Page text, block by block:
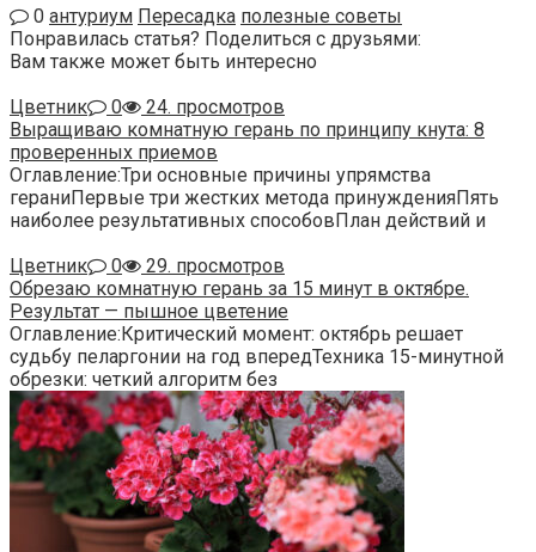
0 антуриум Пересадка полезные советы
Понравилась статья? Поделиться с друзьями:
Вам также может быть интересно
Цветник
0
24. просмотров
Выращиваю комнатную герань по принципу кнута: 8
проверенных приемов
Оглавление:Три основные причины упрямства
гераниПервые три жестких метода принужденияПять
наиболее результативных способовПлан действий и
Цветник
0
29. просмотров
Обрезаю комнатную герань за 15 минут в октябре.
Результат — пышное цветение
Оглавление:Критический момент: октябрь решает
судьбу пеларгонии на год впередТехника 15-минутной
обрезки: четкий алгоритм без